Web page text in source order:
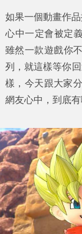
如果一個動畫作
心中一定會被定
雖然一款遊戲你
列，就這樣等你
樣，今天跟大家
網友心中，到底